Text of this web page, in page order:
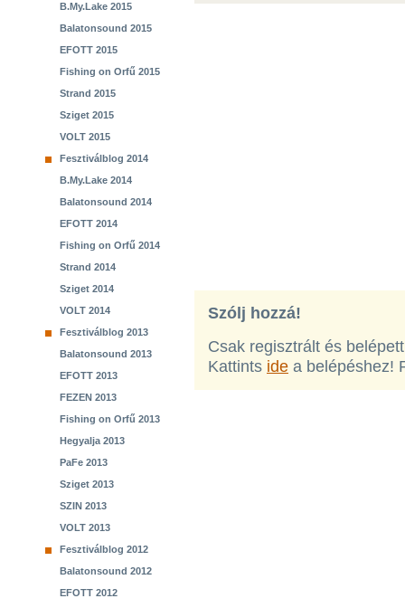
B.My.Lake 2015
Balatonsound 2015
EFOTT 2015
Fishing on Orfű 2015
Strand 2015
Sziget 2015
VOLT 2015
Fesztiválblog 2014
B.My.Lake 2014
Balatonsound 2014
EFOTT 2014
Fishing on Orfű 2014
Strand 2014
Sziget 2014
VOLT 2014
Fesztiválblog 2013
Balatonsound 2013
EFOTT 2013
FEZEN 2013
Fishing on Orfű 2013
Hegyalja 2013
PaFe 2013
Sziget 2013
SZIN 2013
VOLT 2013
Fesztiválblog 2012
Balatonsound 2012
EFOTT 2012
Szólj hozzá!
Csak regisztrált és
Kattints ide a belépéshez!